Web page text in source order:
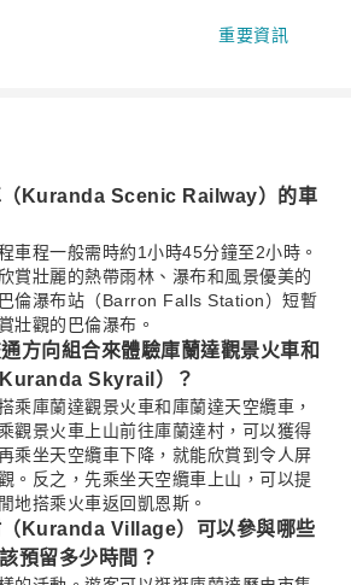
重要資訊
（Kuranda Scenic Railway）的車
車程一般需時約1小時45分鐘至2小時。
賞壯麗的熱帶雨林、瀑布和風景優美的
倫瀑布站（Barron Falls Station）短暫
壯觀的巴倫瀑布。
方向組合來體驗庫蘭達觀景火車和
Skyrail）？
乘庫蘭達觀景火車和庫蘭達天空纜車，
觀景火車上山前往庫蘭達村，可以獲得
乘坐天空纜車下降，就能欣賞到令人屏
。反之，先乘坐天空纜車上山，可以提
地搭乘火車返回凱恩斯。
Kuranda Village）可以參與哪些
預留多少時間？